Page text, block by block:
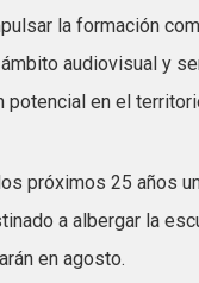
la formación
audiovisual y
potencial en el
próximos 25 años
a albergar la
en agosto.